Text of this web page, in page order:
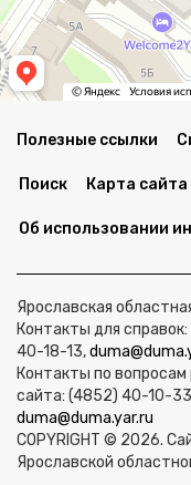
Полезные ссылки
Поиск Карта сайта
Об использовании
Ярославская
Контакты для
40-18-13,
Контакты по
сайта: (4852) 40-10-
duma@duma.yar.ru
COPYRIGHT © 2026.
Ярославской